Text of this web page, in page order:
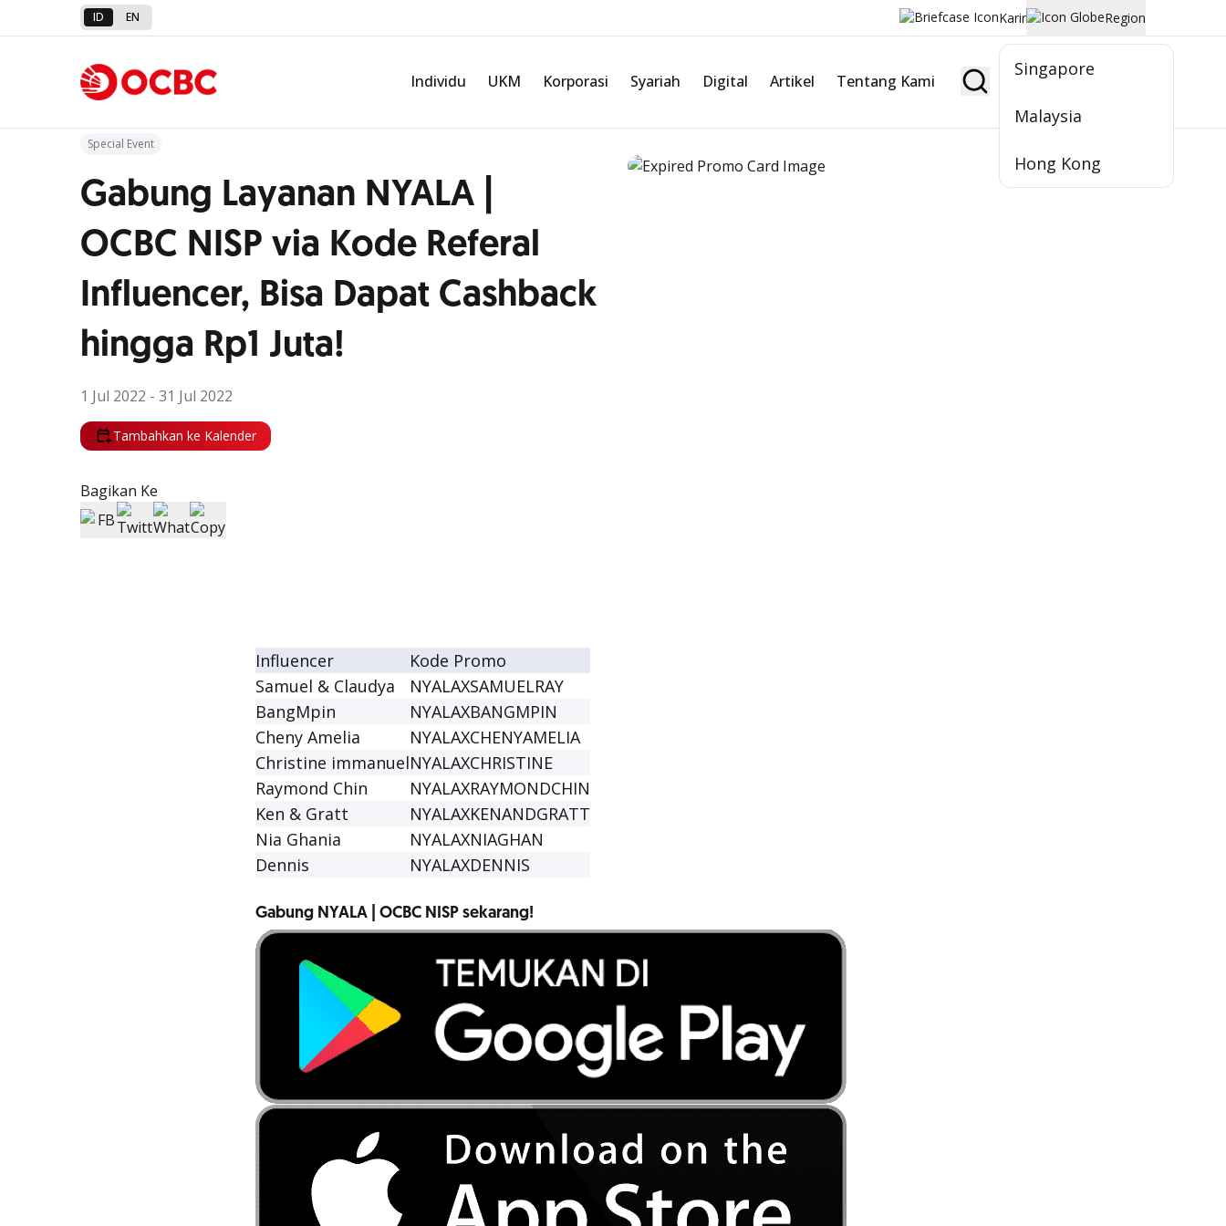
ID EN Karir Region
Singapore
Malaysia
Hong Kong
Individu UKM Korporasi Syariah Digital Artikel Tentang Kami Jadi Nasabah
Kembali ke Promo
Special Event
Gabung Layanan NYALA |
OCBC NISP via Kode Referal
Influencer, Bisa Dapat Cashback
hingga Rp1 Juta!
1 Jul 2022 - 31 Jul 2022
Tambahkan ke Kalender
Bagikan Ke
Influencer
Kode Promo
Samuel & Claudya
NYALAXSAMUELRAY
BangMpin
NYALAXBANGMPIN
Cheny Amelia
NYALAXCHENYAMELIA
Christine immanuelNYALAXCHRISTINE
Raymond Chin
NYALAXRAYMONDCHIN
Ken & Gratt
NYALAXKENANDGRATT
Nia Ghania
NYALAXNIAGHAN
Dennis
NYALAXDENNIS
Gabung NYALA | OCBC NISP sekarang!